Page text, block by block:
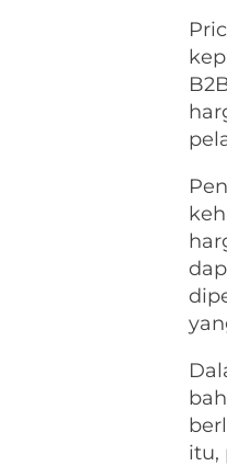
itu,